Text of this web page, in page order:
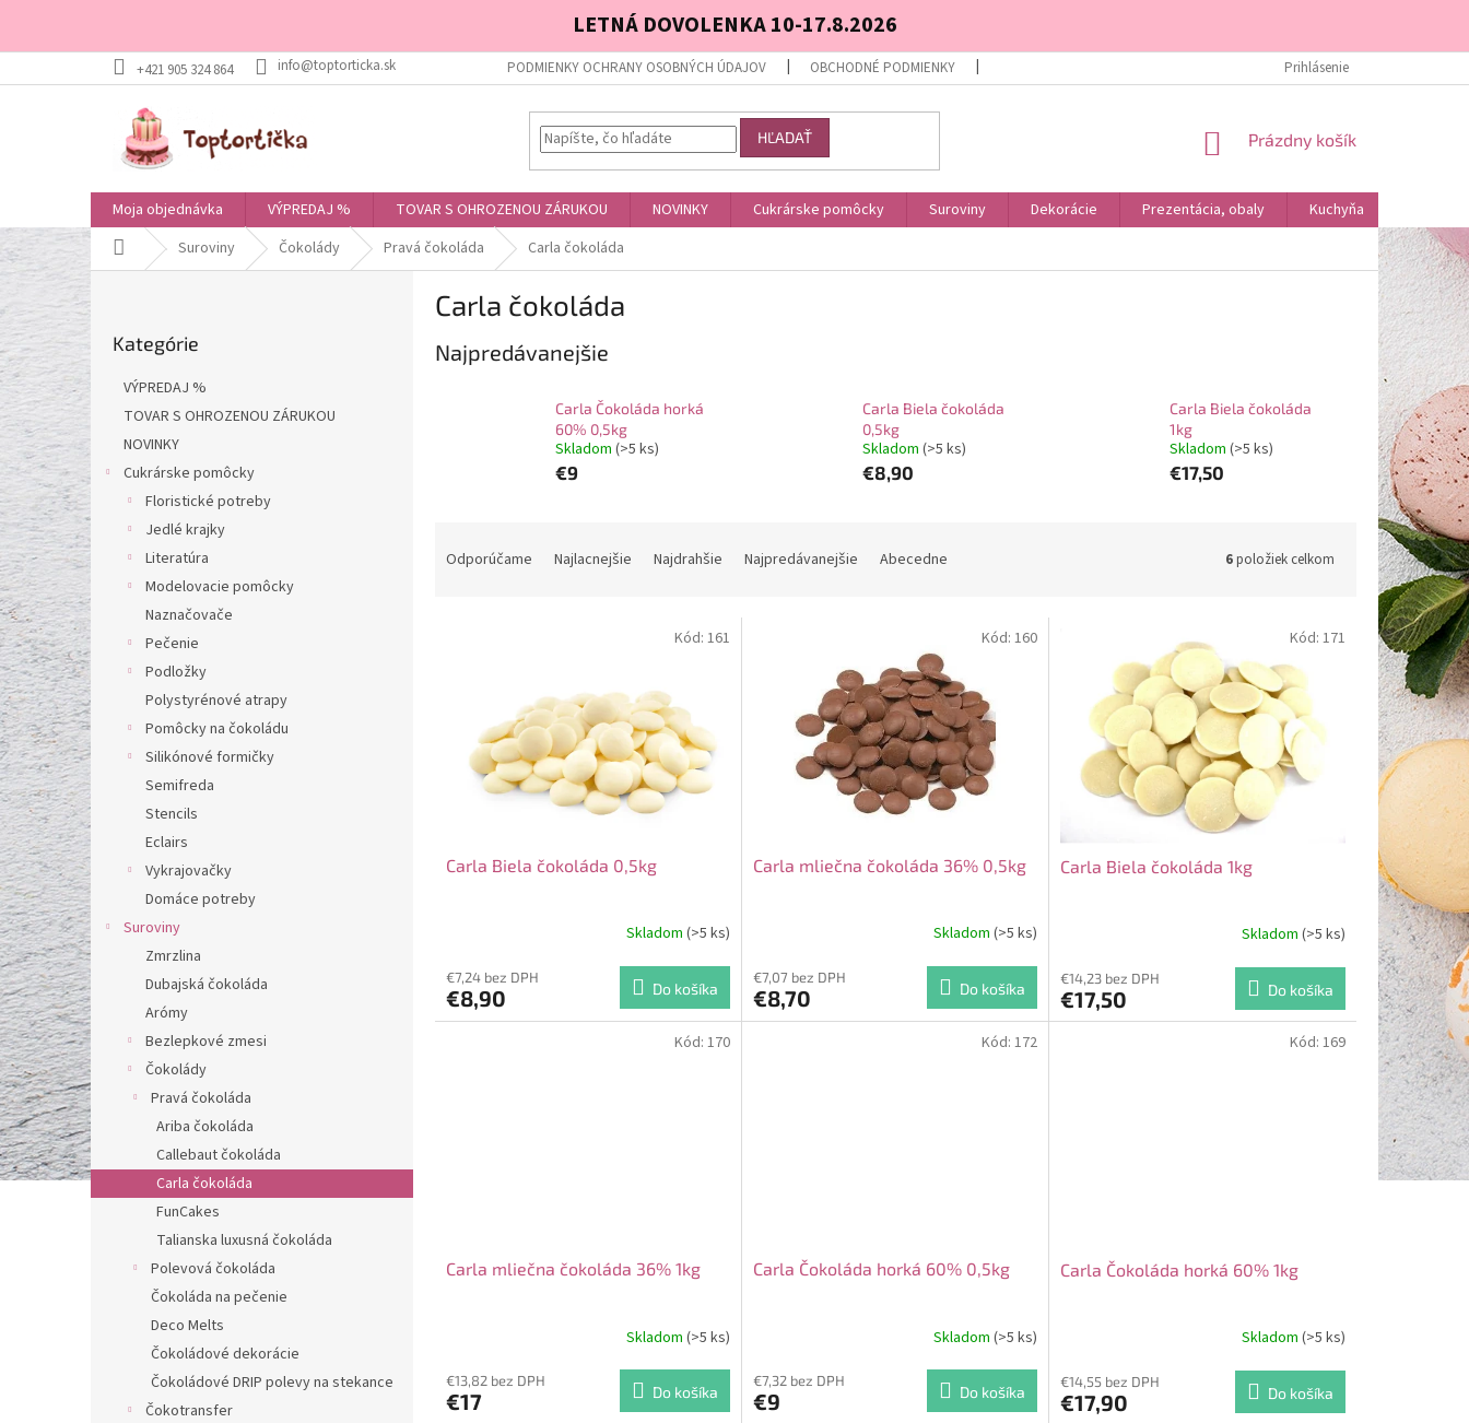
LETNÁ DOVOLENKA 10-17.8.2026
na
+421 905 324 864 PODMIENKY OCHRANY OSOBNÝCH ÚDAJOV OBCHODNÉ PODMIENKY ÚVOD
Prihlásenie
HĽADAŤ
NÁKUPNÝ
Prázdny košík
Moja objednávka VÝPREDAJ % TOVAR S OHROZENOU ZÁRUKOU NOVINKY Cukrárske pomôcky Suroviny Dekorácie Prezentácia, obaly Kuchyňa
DomovSuroviny Čokolády Pravá čokoláda Carla čokoláda
o
ý
e
kategórie
Kategórie
VÝPREDAJ %
TOVAR S OHROZENOU ZÁRUKOU
NOVINKY
Cukrárske pomôcky
Floristické potreby
Jedlé krajky
Literatúra
Modelovacie pomôcky
Naznačovače
Pečenie
Podložky
Polystyrénové atrapy
Pomôcky na čokoládu
Silikónové formičky
Semifreda
Stencils
Eclairs
Vykrajovačky
Domáce potreby
Suroviny
Zmrzlina
Dubajská čokoláda
Arómy
Bezlepkové zmesi
Čokolády
Pravá čokoláda
Ariba čokoláda
Callebaut čokoláda
Carla čokoláda
FunCakes
Talianska luxusná čokoláda
Polevová čokoláda
Čokoláda na pečenie
Deco Melts
Čokoládové dekorácie
Čokoládové DRIP polevy na stekance
Čokotransfer
Carla čokoláda
Najpredávanejšie
Carla Čokoláda horká
60% 0,5kg
Skladom (>5 ks)
€9
Carla Biela čokoláda
0,5kg
Skladom (>5 ks)
€8,90
Carla Biela čokoláda
1kg
Skladom (>5 ks)
€17,50
Odporúčame Najlacnejšie Najdrahšie Najpredávanejšie Abecedne 6položiek celkom
Carla Biela čokoláda 0,5kg
Skladom (>5 ks)
€7,24 bez DPH
€8,90 Do košíka
Kód: 161
Carla mliečna čokoláda 36% 0,5kg
Skladom (>5 ks)
€7,07 bez DPH
€8,70 Do košíka
Kód: 160
Carla Biela čokoláda 1kg
Skladom (>5 ks)
€14,23 bez DPH
€17,50 Do košíka
Kód: 171
Carla mliečna čokoláda 36% 1kg
Skladom (>5 ks)
€13,82 bez DPH
€17 Do košíka
Kód: 170
Carla Čokoláda horká 60% 0,5kg
Skladom (>5 ks)
€7,32 bez DPH
€9 Do košíka
Kód: 172
Carla Čokoláda horká 60% 1kg
Skladom (>5 ks)
€14,55 bez DPH
€17,90 Do košíka
Kód: 169